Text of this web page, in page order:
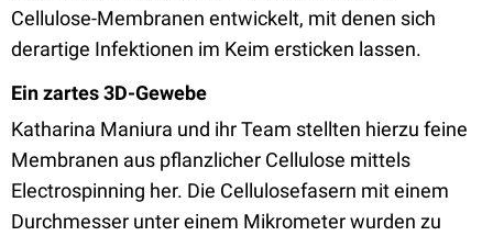
Cellulose-Membranen entwickelt, mit denen sich
derartige Infektionen im Keim ersticken lassen.
Ein zartes 3D-Gewebe
Katharina Maniura und ihr Team stellten hierzu feine
Membranen aus pflanzlicher Cellulose mittels
Electrospinning her. Die Cellulosefasern mit einem
Durchmesser unter einem Mikrometer wurden zu